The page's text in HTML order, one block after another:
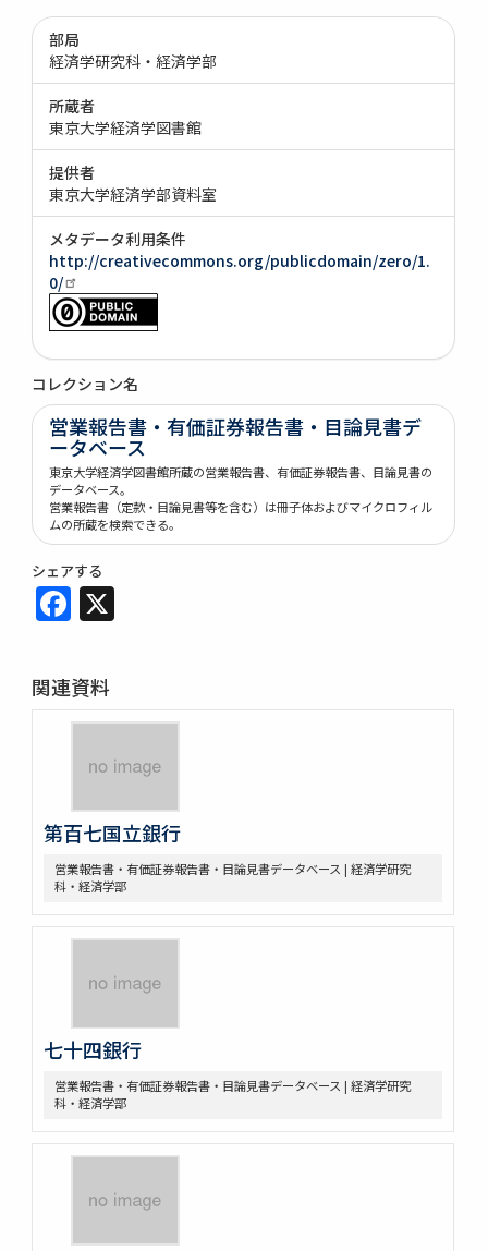
部局
経済学研究科・経済学部
所蔵者
東京大学経済学図書館
提供者
東京大学経済学部資料室
メタデータ利用条件
http://creativecommons.org/publicdomain/zero/1.
0/
コレクション名
営業報告書・有価証券報告書・目論見書デ
ータベース
東京大学経済学図書館所蔵の営業報告書、有価証券報告書、目論見書の
データベース。
営業報告書（定款・目論見書等を含む）は冊子体およびマイクロフィル
ムの所蔵を検索できる。
シェアする
Facebook
関連資料
第百七国立銀行
営業報告書・有価証券報告書・目論見書データベース | 経済学研究
科・経済学部
七十四銀行
営業報告書・有価証券報告書・目論見書データベース | 経済学研究
科・経済学部